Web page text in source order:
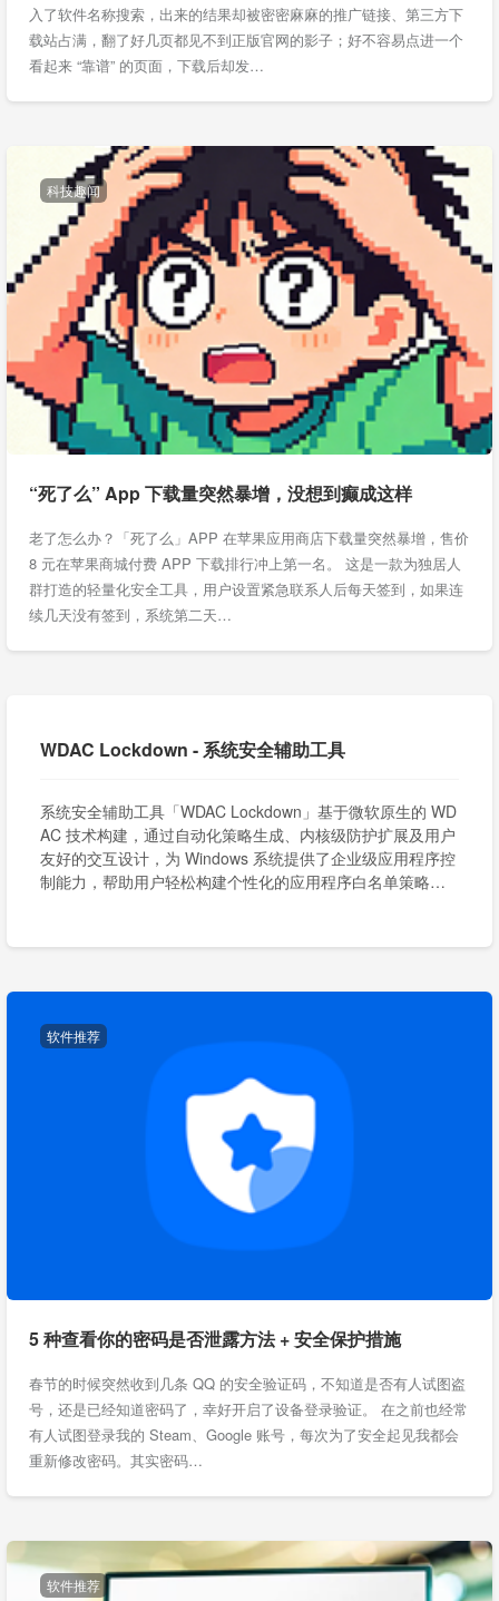
入了软件名称搜索，出来的结果却被密密麻麻的推广链接、第三方下
载站占满，翻了好几页都见不到正版官网的影子；好不容易点进一个
看起来 “靠谱” 的页面，下载后却发…
科技趣闻
“死了么” App 下载量突然暴增，没想到癫成这样
老了怎么办？「死了么」APP 在苹果应用商店下载量突然暴增，售价
8 元在苹果商城付费 APP 下载排行冲上第一名。 这是一款为独居人
群打造的轻量化安全工具，用户设置紧急联系人后每天签到，如果连
续几天没有签到，系统第二天…
WDAC Lockdown - 系统安全辅助工具
系统安全辅助工具「WDAC Lockdown」基于微软原生的 WD
AC 技术构建，通过自动化策略生成、内核级防护扩展及用户
友好的交互设计，为 Windows 系统提供了企业级应用程序控
制能力，帮助用户轻松构建个性化的应用程序白名单策略，
软件推荐
5 种查看你的密码是否泄露方法 + 安全保护措施
春节的时候突然收到几条 QQ 的安全验证码，不知道是否有人试图盗
号，还是已经知道密码了，幸好开启了设备登录验证。 在之前也经常
有人试图登录我的 Steam、Google 账号，每次为了安全起见我都会
重新修改密码。其实密码…
软件推荐